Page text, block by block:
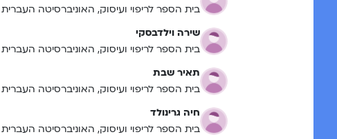
בית הספר לריפוי ועיסוק, האוניברסיטה העברית
שירה וילדבסקי
בית הספר לריפוי ועיסוק, האוניברסיטה העברית
תאיר שבת
בית הספר לריפוי ועיסוק, האוניברסיטה העברית
חיה גרינולד
בית הספר לריפוי ועיסוק, האוניברסיטה העברית